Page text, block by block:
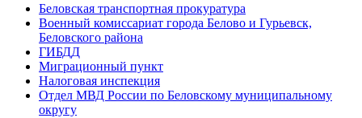
Беловская транспортная прокуратура
Военный комиссариат города Белово и Гурьевск,
Беловского района
ГИБДД
Миграционный пункт
Налоговая инспекция
Отдел МВД России по Беловскому муниципальному
округу